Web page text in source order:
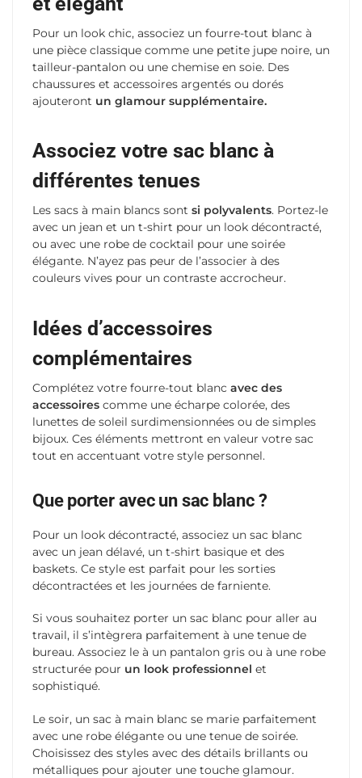
Pour un look chic, associez un fourre-tout blanc à
une pièce classique comme une petite jupe noire, un
tailleur-pantalon ou une chemise en soie. Des
chaussures et accessoires argentés ou dorés
ajouteront un glamour supplémentaire.
Associez votre sac blanc à
différentes tenues
Les sacs à main blancs sont si polyvalents. Portez-le
avec un jean et un t-shirt pour un look décontracté,
ou avec une robe de cocktail pour une soirée
élégante. N’ayez pas peur de l’associer à des
couleurs vives pour un contraste accrocheur.
Idées d’accessoires
complémentaires
Complétez votre fourre-tout blanc avec des
accessoires comme une écharpe colorée, des
lunettes de soleil surdimensionnées ou de simples
bijoux. Ces éléments mettront en valeur votre sac
tout en accentuant votre style personnel.
Que porter avec un sac blanc ?
Pour un look décontracté, associez un sac blanc
avec un jean délavé, un t-shirt basique et des
baskets. Ce style est parfait pour les sorties
décontractées et les journées de farniente.
Si vous souhaitez porter un sac blanc pour aller au
travail, il s’intègrera parfaitement à une tenue de
bureau. Associez le à un pantalon gris ou à une robe
structurée pour un look professionnel et
sophistiqué.
Le soir, un sac à main blanc se marie parfaitement
avec une robe élégante ou une tenue de soirée.
Choisissez des styles avec des détails brillants ou
métalliques pour ajouter une touche glamour.